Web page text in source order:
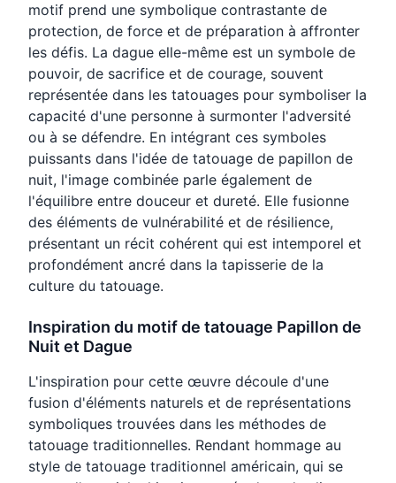
motif prend une symbolique contrastante de
protection, de force et de préparation à affronter
les défis. La dague elle-même est un symbole de
pouvoir, de sacrifice et de courage, souvent
représentée dans les tatouages pour symboliser la
capacité d'une personne à surmonter l'adversité
ou à se défendre. En intégrant ces symboles
puissants dans l'idée de tatouage de papillon de
nuit, l'image combinée parle également de
l'équilibre entre douceur et dureté. Elle fusionne
des éléments de vulnérabilité et de résilience,
présentant un récit cohérent qui est intemporel et
profondément ancré dans la tapisserie de la
culture du tatouage.
Inspiration du motif de tatouage Papillon de
Nuit et Dague
L'inspiration pour cette œuvre découle d'une
fusion d'éléments naturels et de représentations
symboliques trouvées dans les méthodes de
tatouage traditionnelles. Rendant hommage au
style de tatouage traditionnel américain, qui se